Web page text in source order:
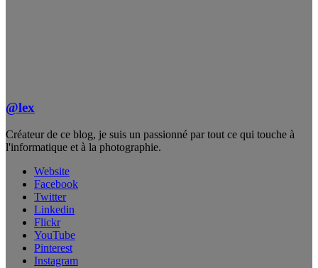
@lex
Créateur de ce blog, je suis un passionné par tout ce qui touche à
l'informatique et à la photographie.
Website
Facebook
Twitter
Linkedin
Flickr
YouTube
Pinterest
Instagram